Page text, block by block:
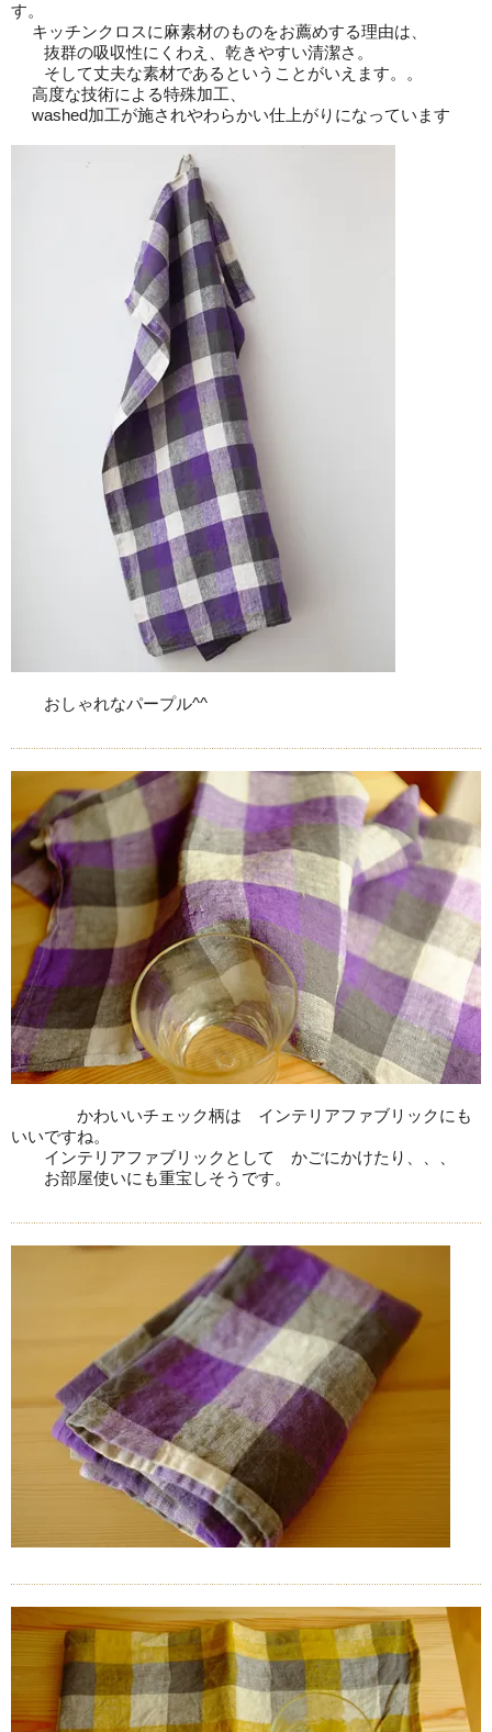
す。
キッチンクロスに麻素材のものをお薦めする理由は、
抜群の吸収性にくわえ、乾きやすい清潔さ。
そして丈夫な素材であるということがいえます。。
高度な技術による特殊加工、
washed加工が施されやわらかい仕上がりになっています
おしゃれなパープル^^
かわいいチェック柄は インテリアファブリックにも
いいですね。
インテリアファブリックとして かごにかけたり、、、
お部屋使いにも重宝しそうです。